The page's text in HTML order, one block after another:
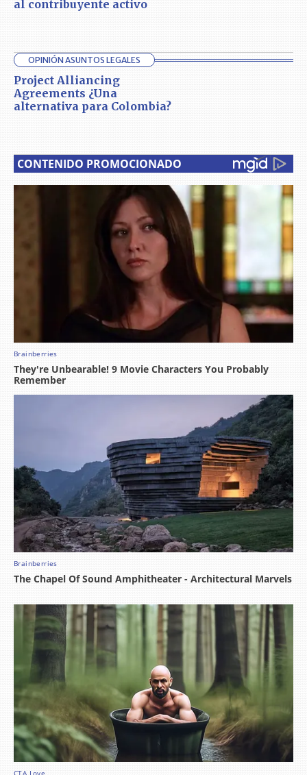
al contribuyente activo
OPINIÓN ASUNTOS LEGALES
Project Alliancing
Agreements ¿Una
alternativa para Colombia?